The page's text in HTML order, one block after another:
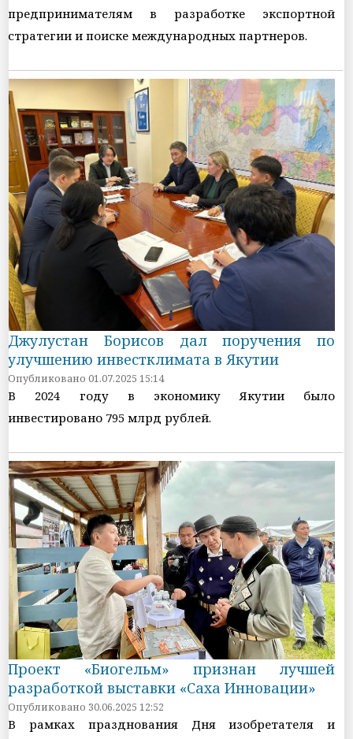
предпринимателям в разработке экспортной
стратегии и поиске международных партнеров.
Джулустан Борисов дал поручения по
улучшению инвестклимата в Якутии
Опубликовано 01.07.2025 15:14
В 2024 году в экономику Якутии было
инвестировано 795 млрд рублей.
Проект «Биогельм» признан лучшей
разработкой выставки «Саха Инновации»
Опубликовано 30.06.2025 12:52
В рамках празднования Дня изобретателя и